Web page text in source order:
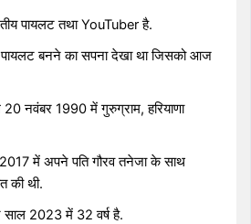
पायलट तथा YouTuber है.
पायलट बनने का सपना देखा था जिसको आज
20 नवंबर 1990 में गुरुग्राम, हरियाणा
2017 में अपने पति गौरव तनेजा के साथ
की थी.
साल 2023 में 32 वर्ष है.